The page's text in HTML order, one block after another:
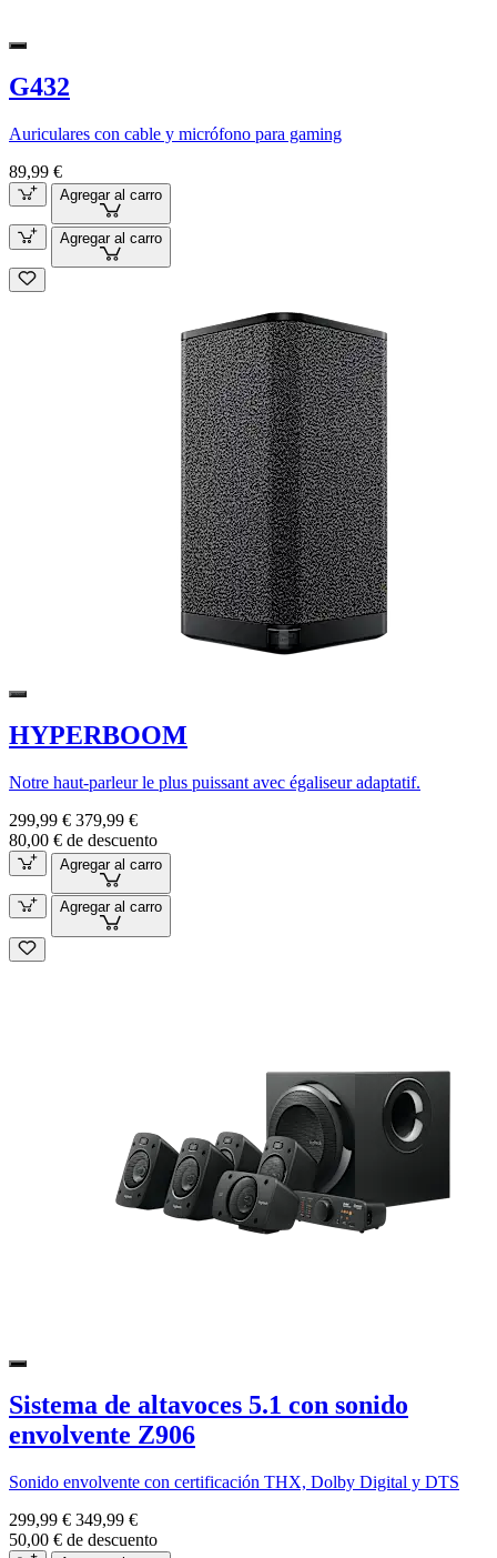
G432
Auriculares con cable y micrófono para gaming
89,99 €
Agregar al carro
Agregar al carro
HYPERBOOM
Notre haut-parleur le plus puissant avec égaliseur adaptatif.
299,99 € 379,99 €
80,00 € de descuento
Agregar al carro
Agregar al carro
Sistema de altavoces 5.1 con sonido
envolvente Z906
Sonido envolvente con certificación THX, Dolby Digital y DTS
299,99 € 349,99 €
50,00 € de descuento